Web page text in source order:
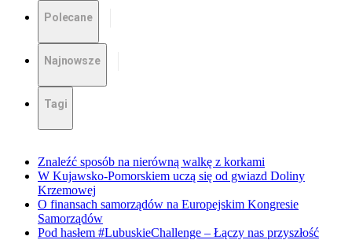
Polecane
Najnowsze
Tagi
Znaleźć sposób na nierówną walkę z korkami
W Kujawsko-Pomorskiem uczą się od gwiazd Doliny
Krzemowej
O finansach samorządów na Europejskim Kongresie
Samorządów
Pod hasłem #LubuskieChallenge – Łączy nas przyszłość